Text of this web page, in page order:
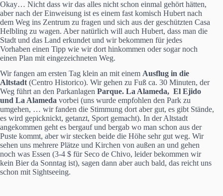
Okay… Nicht dass wir das alles nicht schon einmal gehört hätten,
aber nach der Einweisung ist es einem fast komisch Hubert nach
dem Weg ins Zentrum zu fragen und sich aus der geschützten Casa
Helbling zu wagen. Aber natürlich will auch Hubert, dass man die
Stadt und das Land erkundet und wir bekommen für jedes
Vorhaben einen Tipp wie wir dort hinkommen oder sogar noch
einen Plan mit eingezeichneten Weg.
Wir fangen am ersten Tag klein an mit einem Ausflug in die
Altstadt (Centro Historico). Wir gehen zu Fuß ca. 30 Minuten, der
Weg führt an den Parkanlagen Parque. La Alameda, El Ejido
und La Alameda vorbei (uns wurde empfohlen den Park zu
umgehen, … wir fanden die Stimmung dort aber gut, es gibt Stände,
es wird gepicknickt, getanzt, Sport gemacht). In der Altstadt
angekommen geht es bergauf und bergab wo man schon aus der
Puste kommt, aber wir stecken beide die Höhe sehr gut weg. Wir
sehen uns mehrere Plätze und Kirchen von außen an und gehen
noch was Essen (3-4 $ für Seco de Chivo, leider bekommen wir
kein Bier da Sonntag ist), sagen dann aber auch bald, das reicht uns
schon mit Sightseeing.